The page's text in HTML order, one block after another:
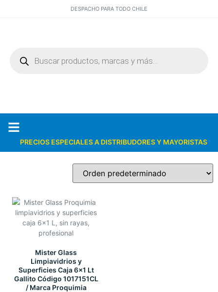
DESPACHO PARA TODO CHILE
PRECIOS ESPECIALES A DISTRIBUDORES Y MAYORISTAS
Mister Glass
Limpiavidrios y
Superficies Caja 6×1 Lt
Gallito Código 1017151CL
/ Marca Proquimia